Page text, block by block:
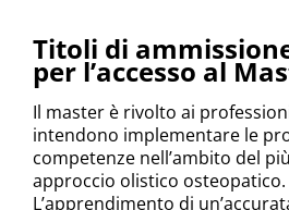
Titoli di
per l’accesso al
Il master è rivolto ai
intendono implementare le
competenze nell’ambito del
approccio olistico osteopatico.
L’apprendimento di